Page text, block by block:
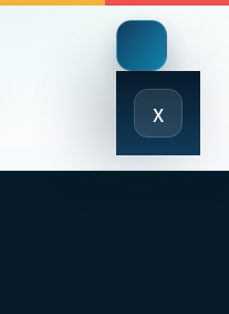
x
Close
Menu